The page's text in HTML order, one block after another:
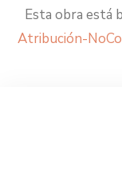
Esta obra está
Atribución-